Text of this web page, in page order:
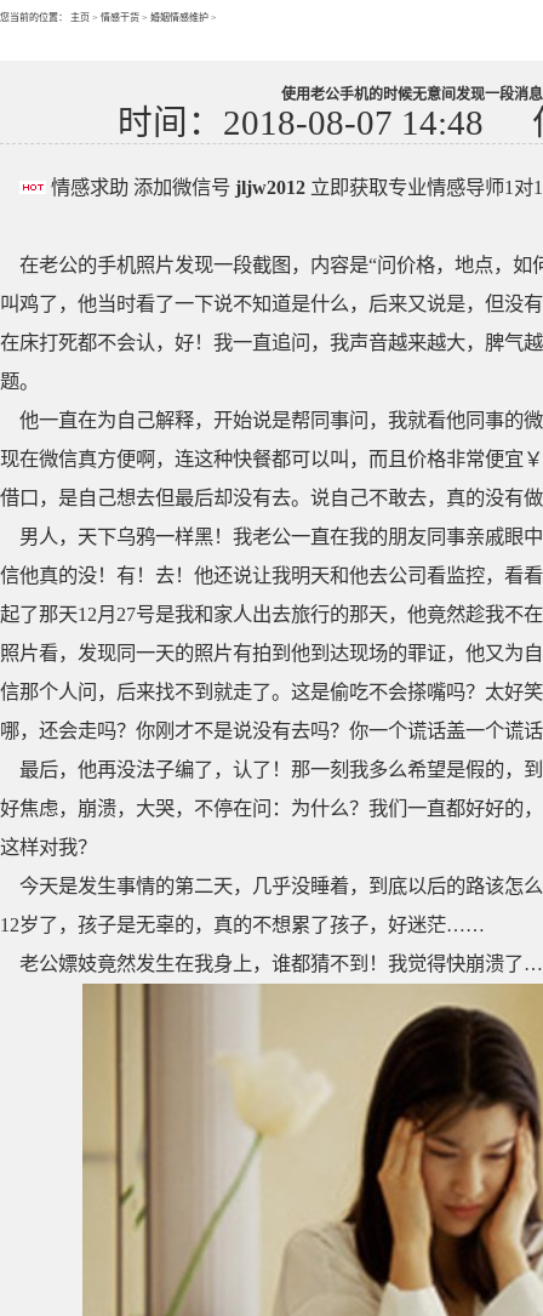
您当前的位置： 主页 > 情感干货 > 婚姻情感维护 >
使用老公手机的时候无意间发现一段消
时间：2018-08-07 14:48
情感求助 添加微信号 jljw2012 立即获取专业情感导师1对
在老公的手机照片发现一段截图，内容是“问价格，地点，
叫鸡了，他当时看了一下说不知道是什么，后来又说是，但没
在床打死都不会认，好！我一直追问，我声音越来越大，脾气
题。
他一直在为自己解释，开始说是帮同事问，我就看他同事的
现在微信真方便啊，连这种快餐都可以叫，而且价格非常便宜
借口，是自己想去但最后却没有去。说自己不敢去，真的没有
男人，天下乌鸦一样黑！我老公一直在我的朋友同事亲戚眼
信他真的没！有！去！他还说让我明天和他去公司看监控，
起了那天12月27号是我和家人出去旅行的那天，他竟然趁我
照片看，发现同一天的照片有拍到他到达现场的罪证，他又为
信那个人问，后来找不到就走了。这是偷吃不会搽嘴吗？太好
哪，还会走吗？你刚才不是说没有去吗？你一个谎话盖一个谎
最后，他再没法子编了，认了！那一刻我多么希望是假的，
好焦虑，崩溃，大哭，不停在问：为什么？我们一直都好好的
这样对我？
今天是发生事情的第二天，几乎没睡着，到底以后的路该怎
12岁了，孩子是无辜的，真的不想累了孩子，好迷茫……
老公嫖妓竟然发生在我身上，谁都猜不到！我觉得快崩溃